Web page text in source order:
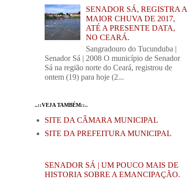
SENADOR SÁ, REGISTRA A
MAIOR CHUVA DE 2017,
ATÉ A PRESENTE DATA,
NO CEARÁ.
Sangradouro do Tucunduba |
Senador Sá | 2008 O município de Senador
Sá na região norte do Ceará, registrou de
ontem (19) para hoje (2...
..::VEJA TAMBÉM::..
SITE DA CÂMARA MUNICIPAL
SITE DA PREFEITURA MUNICIPAL
SENADOR SÁ | UM POUCO MAIS DE
HISTORIA SOBRE A EMANCIPAÇÃO.